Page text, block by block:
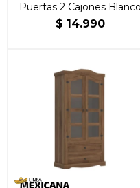
Puertas 2 Cajones Blanco
$ 14.990